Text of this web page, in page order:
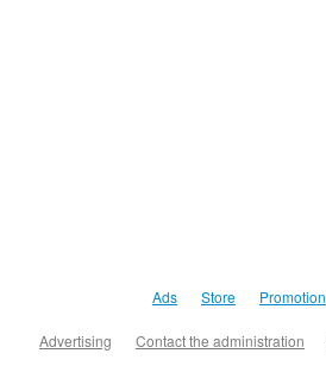
Ads Store Promotion
Advertising Contact the administration